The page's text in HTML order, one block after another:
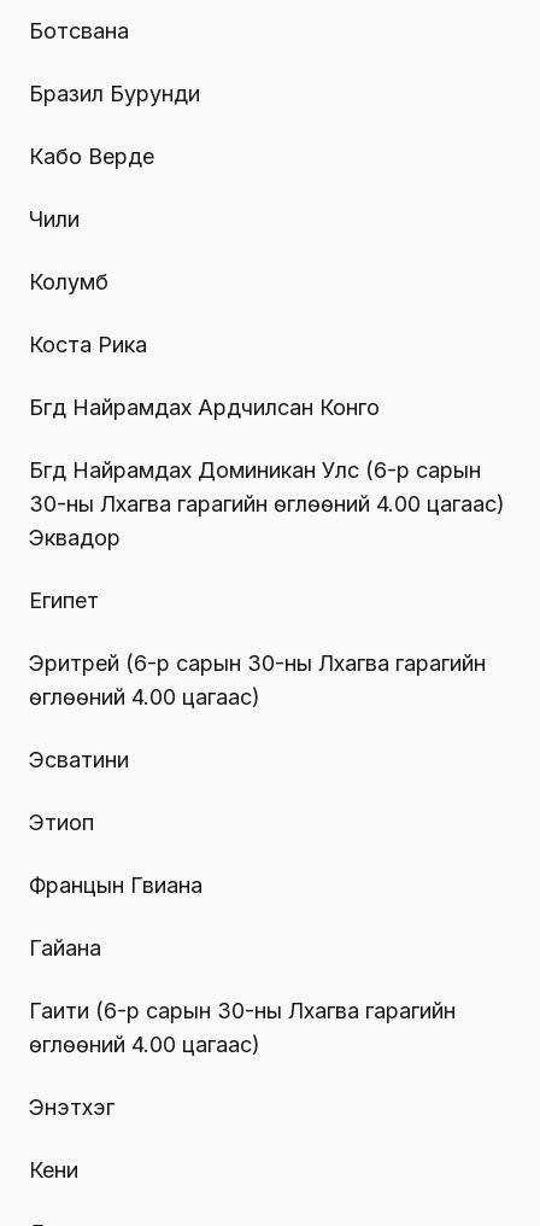
Ботсвана
Бразил Бурунди
Кабо Верде
Чили
Колумб
Коста Рика
Бүгд Найрамдах Ардчилсан Конго
Бүгд Найрамдах Доминикан Улс (6-р сарын
30-ны Лхагва гарагийн өглөөний 4.00 цагаас)
Эквадор
Египет
Эритрей (6-р сарын 30-ны Лхагва гарагийн
өглөөний 4.00 цагаас)
Эсватини
Этиоп
Францын Гвиана
Гайана
Гаити (6-р сарын 30-ны Лхагва гарагийн
өглөөний 4.00 цагаас)
Энэтхэг
Кени